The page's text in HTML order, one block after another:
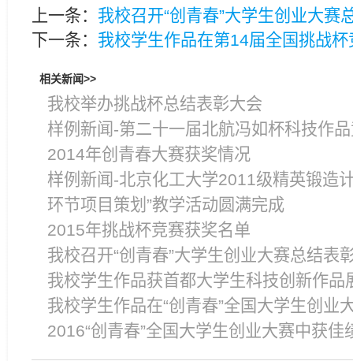
上一条： 我校召开“创青春”大学生创业大赛
下一条： 我校学生作品在第14届全国挑战
相关新闻>>
我校举办挑战杯总结表彰大会
样例新闻-第二十一届北航冯如杯科技作
2014年创青春大赛获奖情况
样例新闻-北京化工大学2011级精英锻造
环节项目策划”教学活动圆满完成
2015年挑战杯竞赛获奖名单
我校召开“创青春”大学生创业大赛总结表
我校学生作品获首都大学生科技创新作品
我校学生作品在“创青春”全国大学生创业
2016“创青春”全国大学生创业大赛中获佳